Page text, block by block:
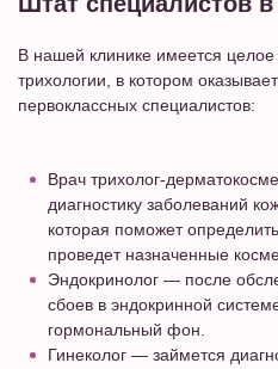
В нашей клинике имеется целое
трихологии, в котором
первоклассных специалистов:
Врач трихолог-
диагностику заболеваний
которая поможет
проведет назначенные
Эндокринолог — после
сбоев в эндокринной
гормональный фон.
Гинеколог — займется